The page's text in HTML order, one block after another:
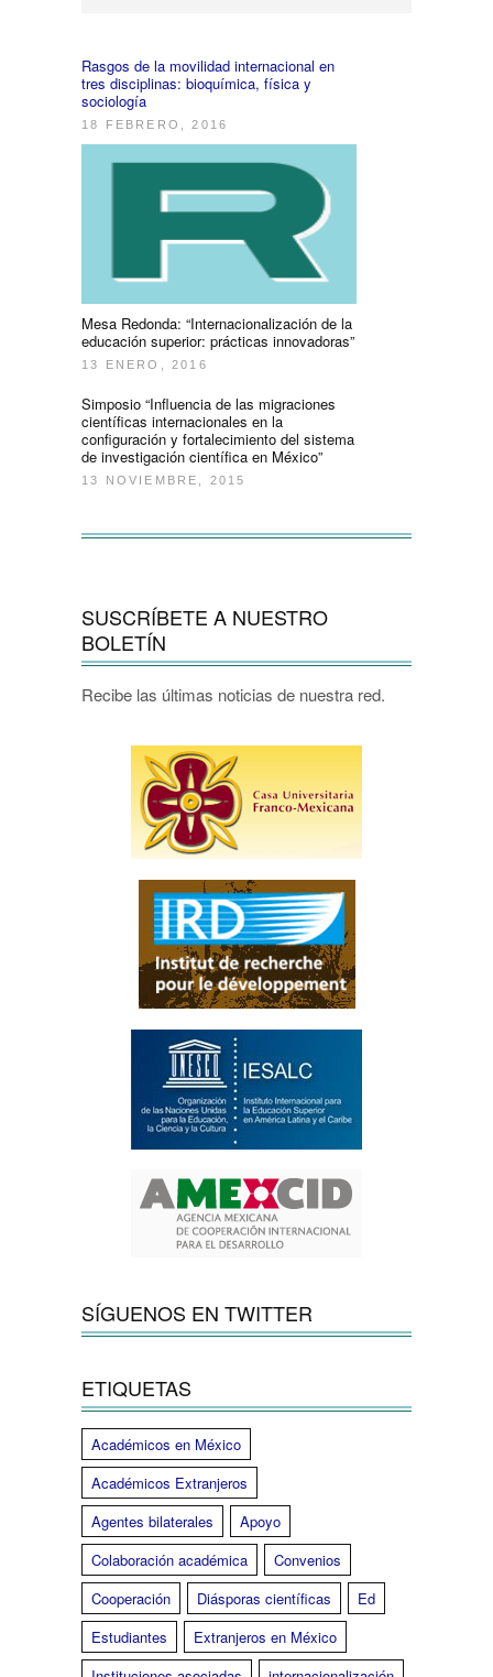
Rasgos de la movilidad internacional en
tres disciplinas: bioquímica, física y
sociología
18 FEBRERO, 2016
Mesa Redonda: “Internacionalización de la
educación superior: prácticas innovadoras”
13 ENERO, 2016
Simposio “Influencia de las migraciones
científicas internacionales en la
configuración y fortalecimiento del sistema
de investigación científica en México”
13 NOVIEMBRE, 2015
SUSCRÍBETE A NUESTRO
BOLETÍN
Recibe las últimas noticias de nuestra red.
SÍGUENOS EN TWITTER
ETIQUETAS
Académicos en México
Académicos Extranjeros
Agentes bilaterales
Apoyo
Colaboración académica
Convenios
Cooperación
Diásporas científicas
Ed
Estudiantes
Extranjeros en México